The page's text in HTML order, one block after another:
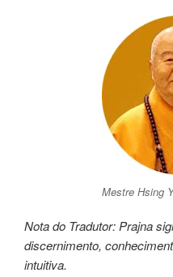
Mestre Hsing
Nota do Tradutor: Prajna
discernimento,
intuitiva.